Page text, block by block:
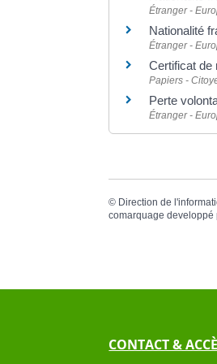
Étranger -
Nationalité
Étranger -
Certificat de
Papiers -
Perte
Étranger -
© Direction de
comarquage developpé
CONTACT &